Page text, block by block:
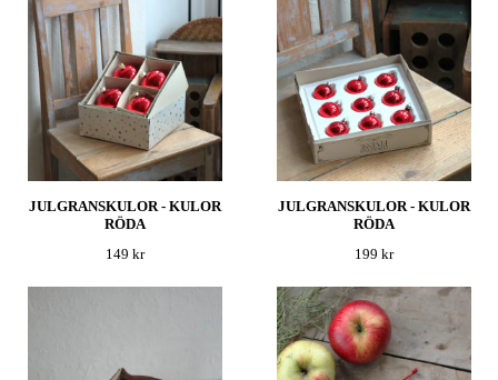
JULGRANSKULOR - KULOR
RÖDA
149 kr
JULGRANSKULOR - KULOR
RÖDA
199 kr